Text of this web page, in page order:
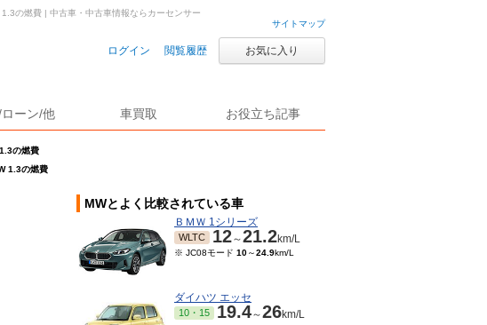
サイトマップ
ログイン 閲覧履歴 お気に入り
ーン/他 車買取 お役立ち記事
の燃費
1.3の燃費
1.3の燃費 | 中古車・中古車情報ならカーセンサー
MWとよく比較されている車
ＢＭＷ 1シリーズ
WLTC 12～21.2km/L
※ JC08モード 10～24.9km/L
ダイハツ エッセ
10・15 19.4～26km/L